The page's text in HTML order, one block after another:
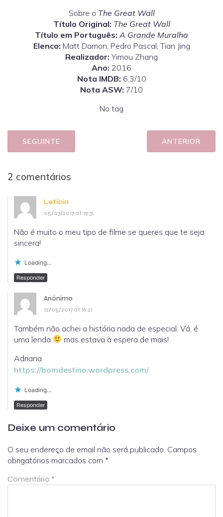
Sobre o The Great Wall
Título Original: The Great Wall
Título em Português: A Grande Muralha
Elenco: Matt Damon, Pedro Pascal, Tian Jing
Realizador: Yimou Zhang
Ano: 2016
Nota IMDB: 6,3/10
Nota ASW: 7/10
No tag
SEGUINTE ANTERIOR
2 comentários
Letícia
05/03/2017 at 19:31
Não é muito o meu tipo de filme se queres que te seja
sincera!
Loading...
Responder
Anónimo
12/05/2017 at 16:21
Também não achei a história nada de especial. Vá, é
uma lenda
mas estava à espera de mais!
Adriana
https://bomdestino.wordpress.com/
Loading...
Responder
Deixe um comentário
O seu endereço de email não será publicado. Campos
obrigatórios marcados com *
Comentário *